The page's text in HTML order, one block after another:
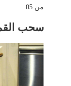
من 05
سحب